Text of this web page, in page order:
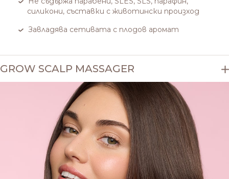
силикони, съставки с животински произход
Завладява сетивата с плодов аромат
GROW SCALP MASSAGER